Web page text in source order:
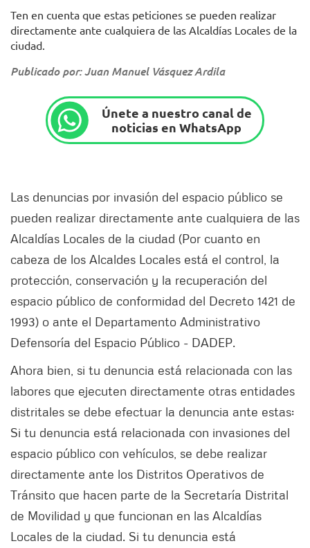
Ten en cuenta que estas peticiones se pueden realizar
directamente ante cualquiera de las Alcaldías Locales de la
ciudad.
Publicado por: Juan Manuel Vásquez Ardila
Únete a nuestro canal de
noticias en WhatsApp
Las denuncias por invasión del espacio público se
pueden realizar directamente ante cualquiera de las
Alcaldías Locales de la ciudad (Por cuanto en
cabeza de los Alcaldes Locales está el control, la
protección, conservación y la recuperación del
espacio público de conformidad del Decreto 1421 de
1993) o ante el Departamento Administrativo
Defensoría del Espacio Público - DADEP.
Ahora bien, si tu denuncia está relacionada con las
labores que ejecuten directamente otras entidades
distritales se debe efectuar la denuncia ante estas:
Si tu denuncia está relacionada con invasiones del
espacio público con vehículos, se debe realizar
directamente ante los Distritos Operativos de
Tránsito que hacen parte de la Secretaría Distrital
de Movilidad y que funcionan en las Alcaldías
Locales de la ciudad. Si tu denuncia está